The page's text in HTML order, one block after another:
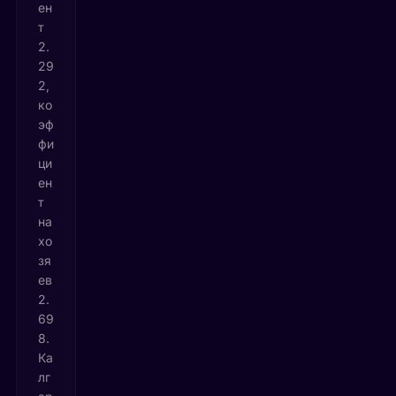
ен
т
2.
29
2,
ко
эф
фи
ци
ен
т
на
хо
зя
ев
2.
69
8.
Ка
лг